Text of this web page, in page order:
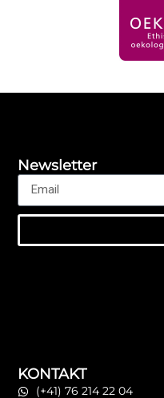
KONTAKT
(+41) 76 214 22 04
Newsletter